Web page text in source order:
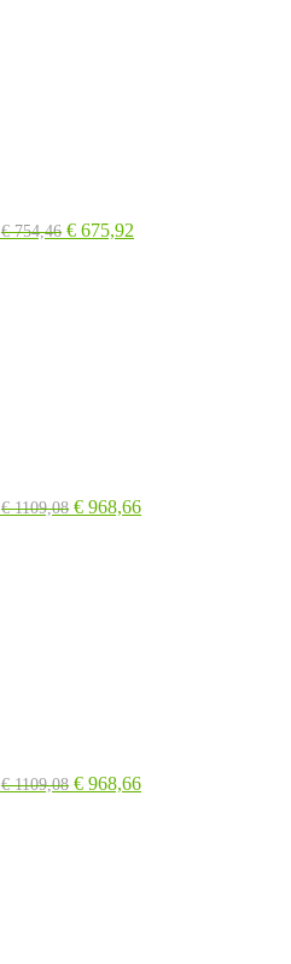
€754,46 € 675,92
€1109,08 € 968,66
€1109,08 € 968,66